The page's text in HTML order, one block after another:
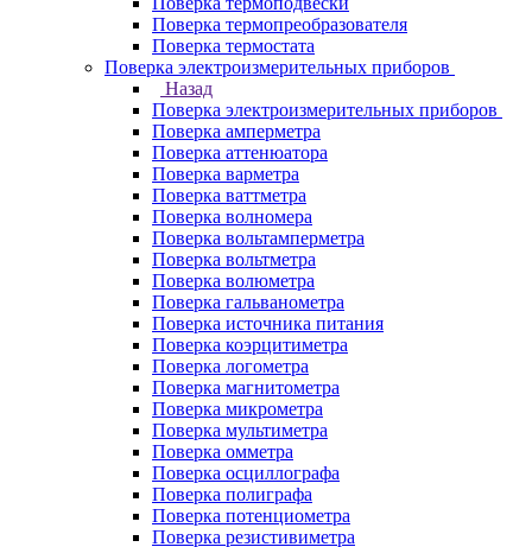
Поверка термопреобразователя
Поверка термостата
Поверка электроизмерительных приборов
Назад
Поверка электроизмерительных приборов
Поверка амперметра
Поверка аттенюатора
Поверка варметра
Поверка ваттметра
Поверка волномера
Поверка вольтамперметра
Поверка вольтметра
Поверка волюметра
Поверка гальванометра
Поверка источника питания
Поверка коэрцитиметра
Поверка логометра
Поверка магнитометра
Поверка микрометра
Поверка мультиметра
Поверка омметра
Поверка осциллографа
Поверка полиграфа
Поверка потенциометра
Поверка резистивиметра